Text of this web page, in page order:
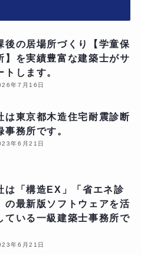
後の居場所づくり【学童保
】を実績豊富な建築士がサ
トします。
年7月16日
は東京都木造住宅耐震診断
事務所です。
年6月21日
は「構造EX」「省エネ診
の最新版ソフトウェアを活
ている一級建築士事務所で
年6月21日